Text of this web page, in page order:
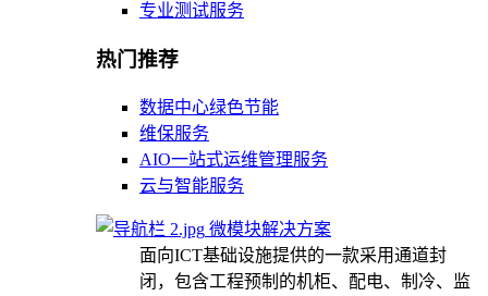
专业测试服务
热门推荐
数据中心绿色节能
维保服务
AIO一站式运维管理服务
云与智能服务
微模块解决方案
面向ICT基础设施提供的一款采用通道封
闭，包含工程预制的机柜、配电、制冷、监